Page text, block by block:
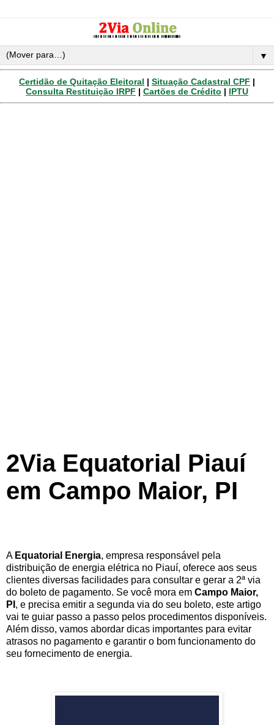
▼
Certidão de Quitação Eleitoral | Situação Cadastral CPF |
Consulta Restituição IRPF | Cartões de Crédito | IPTU
2Via Equatorial Piauí
em Campo Maior, PI
A Equatorial Energia, empresa responsável pela
distribuição de energia elétrica no Piauí, oferece aos seus
clientes diversas facilidades para consultar e gerar a 2ª via
do boleto de pagamento. Se você mora em Campo Maior,
PI , e precisa emitir a segunda via do seu boleto, este artigo
vai te guiar passo a passo pelos procedimentos disponíveis.
Além disso, vamos abordar dicas importantes para evitar
atrasos no pagamento e garantir o bom funcionamento do
seu fornecimento de energia.